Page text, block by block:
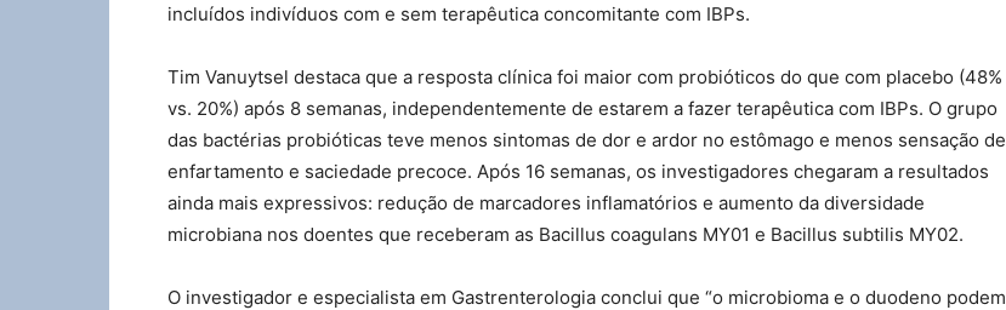
incluídos indivíduos com e sem terapêutica concomitante com IBPs.
Tim Vanuytsel destaca que a resposta clínica foi maior com probióticos do que com placebo (48%
vs. 20%) após 8 semanas, independentemente de estarem a fazer terapêutica com IBPs. O grupo
das bactérias probióticas teve menos sintomas de dor e ardor no estômago e menos sensação de
enfartamento e saciedade precoce. Após 16 semanas, os investigadores chegaram a resultados
ainda mais expressivos: redução de marcadores inflamatórios e aumento da diversidade
microbiana nos doentes que receberam as Bacillus coagulans MY01 e Bacillus subtilis MY02.
O investigador e especialista em Gastrenterologia conclui que “o microbioma e o duodeno podem